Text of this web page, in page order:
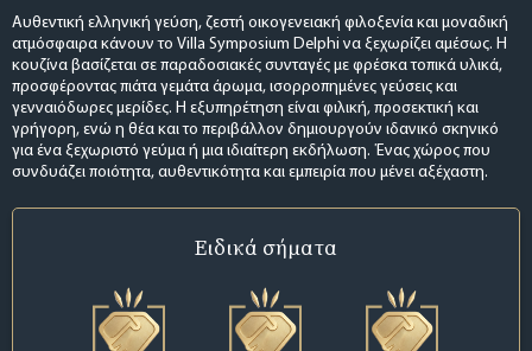
Αυθεντική ελληνική γεύση, ζεστή οικογενειακή φιλοξενία και μοναδική
ατμόσφαιρα κάνουν το Villa Symposium Delphi να ξεχωρίζει αμέσως. Η
κουζίνα βασίζεται σε παραδοσιακές συνταγές με φρέσκα τοπικά υλικά,
προσφέροντας πιάτα γεμάτα άρωμα, ισορροπημένες γεύσεις και
γενναιόδωρες μερίδες. Η εξυπηρέτηση είναι φιλική, προσεκτική και
γρήγορη, ενώ η θέα και το περιβάλλον δημιουργούν ιδανικό σκηνικό
για ένα ξεχωριστό γεύμα ή μια ιδιαίτερη εκδήλωση. Ένας χώρος που
συνδυάζει ποιότητα, αυθεντικότητα και εμπειρία που μένει αξέχαστη.
Ειδικά σήματα